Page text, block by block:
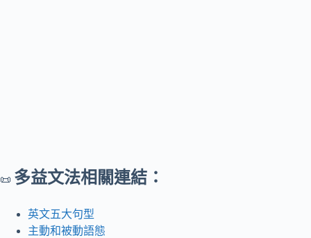
📜 多益文法相關連結：
英文五大句型
主動和被動語態